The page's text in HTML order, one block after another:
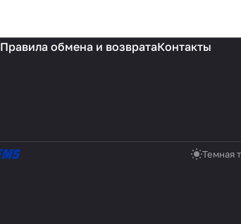
Правила обмена и возвратаКонтакты
Темная